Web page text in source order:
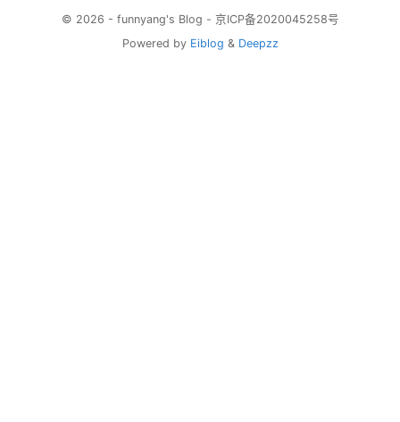
© 2026 - funnyang's Blog - 京ICP备2020045258号
Powered by Eiblog & Deepzz